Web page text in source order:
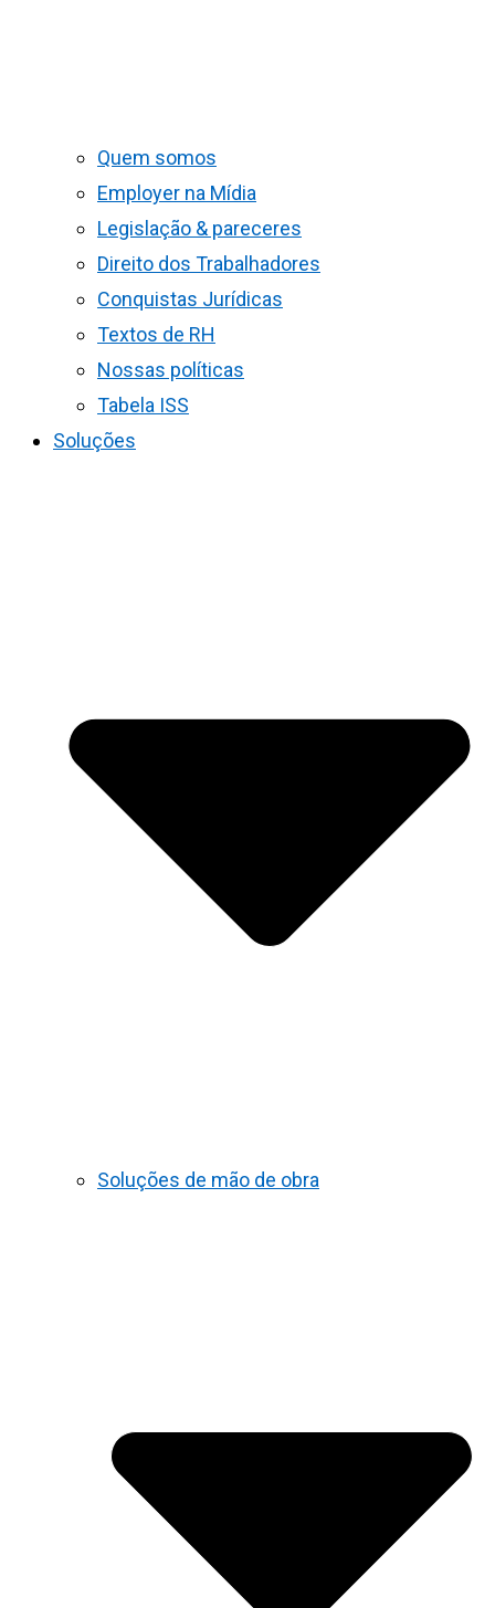
Quem somos
Employer na Mídia
Legislação & pareceres
Direito dos Trabalhadores
Conquistas Jurídicas
Textos de RH
Nossas políticas
Tabela ISS
Soluções
Soluções de mão de obra